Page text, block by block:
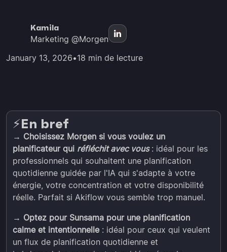
Kamila
Marketing @Morgen
January 13, 2026•18 min de lecture
⚡️En bref
→ Choisissez Morgen si vous voulez un
planificateur qui réfléchit avec vous: idéal pour les
professionnels qui souhaitent une planification
quotidienne guidée par l'IA qui s'adapte à votre
énergie, votre concentration et votre disponibilité
réelle. Parfait si Akiflow vous semble trop manuel.
→ Optez pour Sunsama pour une planification
calme et intentionnelle: idéal pour ceux qui veulent
un flux de planification quotidienne et